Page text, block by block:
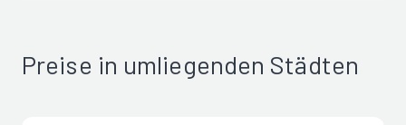
Preise in umliegenden Städten